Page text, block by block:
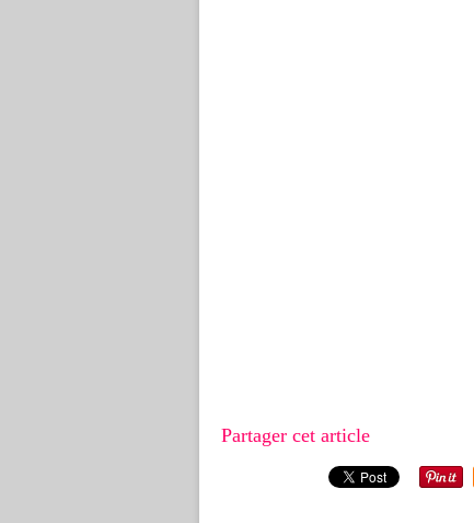
Partager cet article